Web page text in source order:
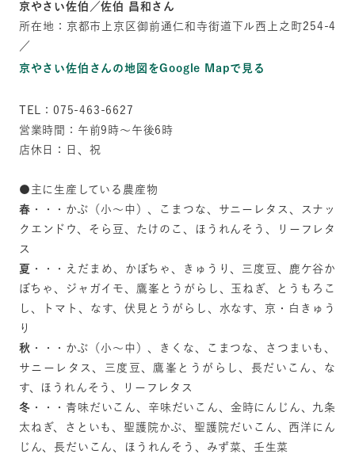
京やさい佐伯／佐伯 昌和さん
所在地：京都市上京区御前通仁和寺街道下ル西上之町254-4
／
京やさい佐伯さんの地図をGoogle Mapで見る
TEL：075-463-6627
営業時間：午前9時～午後6時
店休日：日、祝
●主に生産している農産物
春 ・・・かぶ（小～中）、こまつな、サニーレタス、スナッ
クエンドウ、そら豆、たけのこ、ほうれんそう、リーフレタ
ス
夏
・・・えだまめ、かぼちゃ、きゅうり、三度豆、鹿ケ谷か
ぼちゃ、ジャガイモ、鷹峯とうがらし、玉ねぎ、とうもろこ
し、トマト、なす、伏見とうがらし、水なす、京・白きゅう
り
秋 ・・・かぶ（小～中）、きくな、こまつな、さつまいも、
サニーレタス、三度豆、鷹峯とうがらし、長だいこん、な
す、ほうれんそう、リーフレタス
冬 ・・・青味だいこん、辛味だいこん、金時にんじん、九条
太ねぎ、さといも、聖護院かぶ、聖護院だいこん、西洋にん
じん、長だいこん、ほうれんそう、みず菜、壬生菜